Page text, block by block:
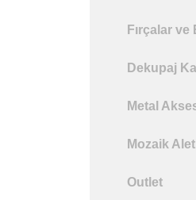
Fırçalar ve
Dekupaj
Metal
Mozaik
Outlet